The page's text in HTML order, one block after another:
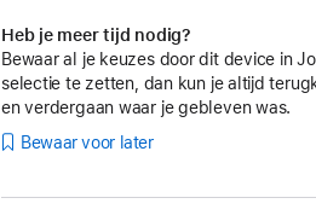
Heb je meer tijd nodig?
Bewaar al je keuzes door dit device in
selectie te zetten, dan kun je altijd
en verdergaan waar je gebleven was.
Bewaar voor later